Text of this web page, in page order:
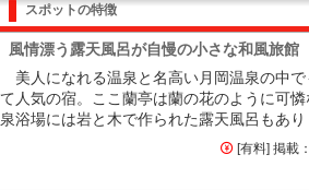
スポットの特徴
風情漂う露天風呂が自慢の小さな和風旅館
美人になれる温泉と名高い月岡温泉の中で
て人気の宿。ここ蘭亭は蘭の花のように可
泉浴場には岩と木で作られた露天風呂もあり
[有料] 掲載：